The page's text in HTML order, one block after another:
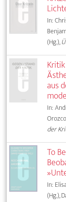
In:
(Hg.),
aus
In:
der
To
In:
(Hg.),